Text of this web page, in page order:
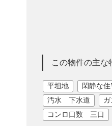
この物件の主な
平坦地 閑静な
汚水 下水道
コンロ口数 三口